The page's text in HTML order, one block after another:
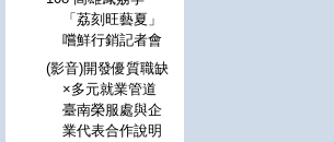
「荔刻旺藝夏」
嚐鮮行銷記者會
(影音)開發優質職缺
×多元就業管道
臺南榮服處與企
業代表合作說明